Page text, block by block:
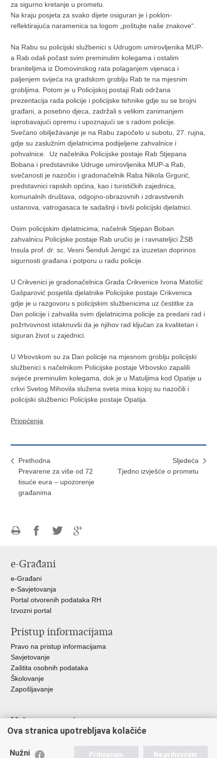
za sigurno kretanje u prometu.
Na kraju posjeta za svako dijete osiguran je i poklon-
reflektirajuća naramenica sa logom „poštujte naše znakove“.
Na Rabu su policijski službenici s Udrugom umirovljenika MUP-
a Rab odali počast svim preminulim kolegama i ostalim
braniteljima iz Domovinskog rata polaganjem vijenaca i
paljenjem svijeća na gradskom groblju Rab te na mjesnim
grobljima. Potom je u Policijskoj postaji Rab održana
prezentacija rada policije i policijske tehnike gdje su se brojni
građani, a posebno djeca, zadržali s velikim zanimanjem
isprobavajući opremu i upoznajući se s radom policije.
Svečano obilježavanje je na Rabu započelo u subotu, 27. rujna,
gdje su zaslužnim djelatnicima podijeljene zahvalnice i
pohvalnice. Uz načelnika Policijske postaje Rab Stjepana
Bobana i predstavnike Udruge umirovljenika MUP-a Rab,
svečanosti je nazočio i gradonačelnik Raba Nikola Grgurić,
predstavnici rapskih općina, kao i turističkih zajednica,
komunalnih društava, odgojno-obrazovnih i zdravstvenih
ustanova, vatrogasaca te sadašnji i bivši policijski djelatnici.
Osim policijskim djelatnicima, načelnik Stjepan Boban
zahvalnicu Policijske postaje Rab uručio je i ravnateljici ŽSB
Insula prof. dr. sc. Vesni Šenduli Jengić za izuzetan doprinos
sigurnosti građana i potporu u radu policije.
U Crikvenici je gradonačelnica Grada Crikvenice Ivona Matošić
Gašparović posjetila djelatnike Policijske postaje Crikvenica
gdje je u razgovoru s policijskim službenicima uz čestitke za
Dan policije i zahvalila svim djelatnicima policije za predani rad i
požrtvovnost istaknuvši da je njihov rad ključan za kvalitetan i
siguran život u zajednici.
U Vrbovskom su za Dan policije na mjesnom groblju policijski
službenici s načelnikom Policijske postaje Vrbovsko zapalili
svijeće preminulim kolegama, dok je u Matuljima kod Opatije u
crkvi Svetog Mihovila služena sveta misa kojoj su nazočili i
policijski službenici Policijske postaje Opatija.
Priopćenja
Prethodna
Prevarene za više od 72
tisuće eura – upozorenje
građanima
Sljedeća
Tjedno izvješće o prometu
FacebookuTwitteru
e-Građani
e-Građani
e-Savjetovanja
Portal otvorenih podataka RH
Izvozni portal
Pristup informacijama
Pravo na pristup informacijama
Savjetovanje
Zaštita osobnih podataka
Školovanje
Zapošljavanje
Važne poveznice
Ministarstvo unutarnjih poslova
Ova stranica upotrebljava kolačiće
Nužni Prihvaćam Ne prihvaćam